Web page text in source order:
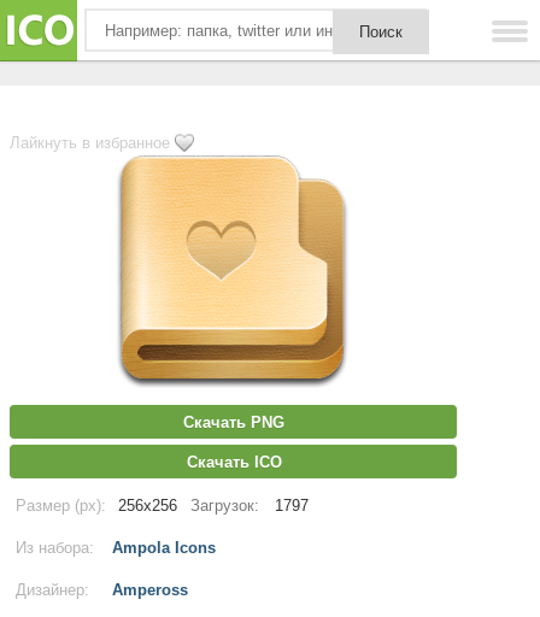
Лайкнуть в избранное
Скачать PNG
Скачать ICO
Размер (px): 256x256 Загрузок: 1797
Из набора: Ampola Icons
Дизайнер: Ampeross